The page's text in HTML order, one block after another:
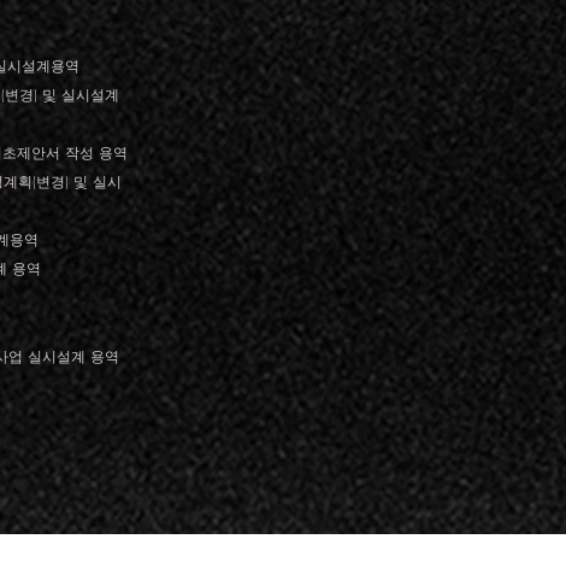
시설계용역
경) 및 실시설계
제안서 작성 용역
획(변경) 및 실시
용역
용역
업 실시설계 용역